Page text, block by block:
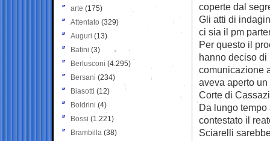
coperte dal
Gli atti di
ci sia il pm
Per questo il
hanno deciso
comunicazione
aveva aperto
Corte di
Da lungo
contestato il
Sciarelli
arte (175)
Attentato (329)
Auguri (13)
Batini (3)
Berlusconi (4.295)
Bersani (234)
Biasotti (12)
Boldrini (4)
Bossi (1.221)
Brambilla (38)